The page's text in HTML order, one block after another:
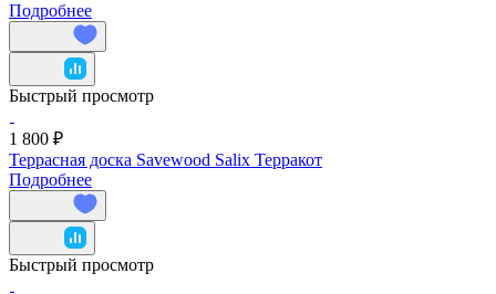
Подробнее
Быстрый просмотр
1 800 ₽
Террасная доска Savewood Salix Терракот
Подробнее
Быстрый просмотр